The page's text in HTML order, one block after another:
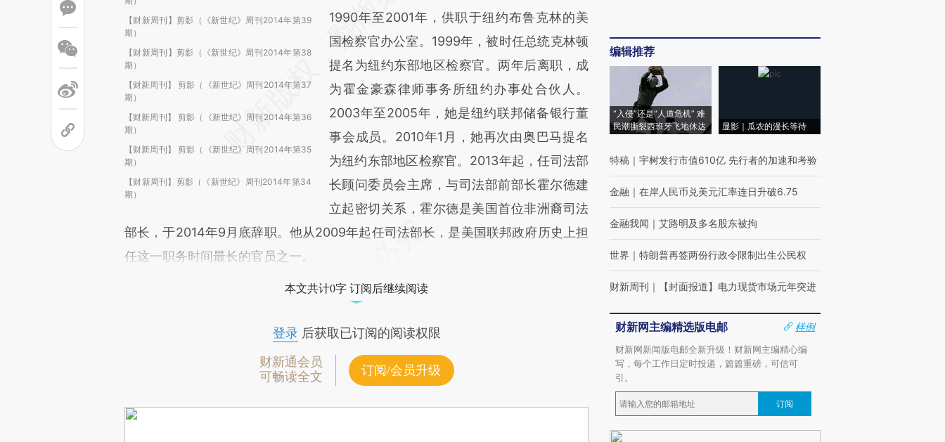
【财新周刊】剪影（《新世纪》周刊2014年第39
期）
【财新周刊】剪影（《新世纪》周刊2014年第38
期）
【财新周刊】 剪影（《新世纪》周刊2014年第37
期）
【财新周刊】 剪影（《新世纪》周刊2014年第36
期）
【财新周刊】 剪影（《新世纪》周刊2014年第35
期）
【财新周刊】剪影（《新世纪》周刊2014年第34
期）
1990年至2001年，供职于纽约布鲁克林的美
国检察官办公室。1999年，被时任总统克林顿
提名为纽约东部地区检察官。两年后离职，成
为霍金豪森律师事务所纽约办事处合伙人。
2003年至2005年，她是纽约联邦储备银行董
事会成员。2010年1月，她再次由奥巴马提名
为纽约东部地区检察官。2013年起，任司法部
长顾问委员会主席，与司法部前部长霍尔德建
立起密切关系，霍尔德是美国首位非洲裔司法
部长，于2014年9月底辞职。他从2009年起任司法部长，是美国联邦政府历史上担
任这一职务时间最长的官员之一。
本文共计0字 订阅后继续阅读
登录后获取已订阅的阅读权限
财新通会员
可畅读全文
订阅/会员升级
编辑推荐
“入侵”还是“人道危机” 难
民潮撕裂西班牙飞地休达
显影｜瓜农的漫长等待
特稿 ｜ 宇树发行市值610亿 先行者的加速和考验
金融 ｜ 在岸人民币兑美元汇率连日升破6.75
金融我闻 ｜ 艾路明及多名股东被拘
世界 ｜ 特朗普再签两份行政令限制出生公民权
财新周刊 ｜ 【封面报道】电力现货市场元年突进
财新网主编精选版电邮
样例
财新网新闻版电邮全新升级！财新网主编精心编
写，每个工作日定时投递，篇篇重磅，可信可
引。
订阅